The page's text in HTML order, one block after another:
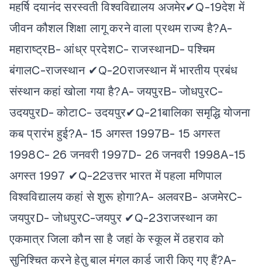
महर्षि दयानंद सरस्वती विश्वविद्यालय अजमेर✔Q-19देश में
जीवन कौशल शिक्षा लागू करने वाला प्रथम राज्य है?A-
महाराष्ट्रB- आंध्र प्रदेशC- राजस्थानD- पश्चिम
बंगालC-राजस्थान ✔Q-20राजस्थान में भारतीय प्रबंध
संस्थान कहां खोला गया है?A- जयपुरB- जोधपुरC-
उदयपुरD- कोटाC- उदयपुर✔Q-21बालिका समृद्धि योजना
कब प्रारंभ हुई?A- 15 अगस्त 1997B- 15 अगस्त
1998C- 26 जनवरी 1997D- 26 जनवरी 1998A-15
अगस्त 1997 ✔Q-22उत्तर भारत में पहला मणिपाल
विश्वविद्यालय कहां से शुरू होगा?A- अलवरB- अजमेरC-
जयपुरD- जोधपुरC-जयपुर ✔Q-23राजस्थान का
एकमात्र जिला कौन सा है जहां के स्कूल में ठहराव को
सुनिश्चित करने हेतु बाल मंगल कार्ड जारी किए गए हैं?A-